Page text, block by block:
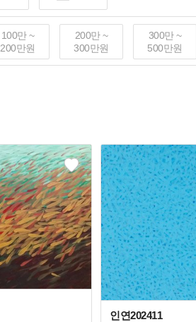
100만 ~
200만원
200만 ~
300만원
300만 ~
500만원
인연202411